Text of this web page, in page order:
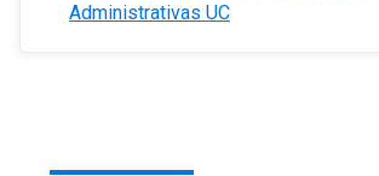
Administrativas UC